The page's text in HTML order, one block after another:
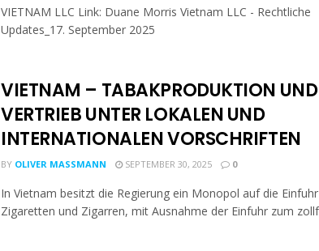
VIETNAM LLC Link: Duane Morris Vietnam LLC - Rechtliche
Updates_17. September 2025
VIETNAM – TABAKPRODUKTION
VERTRIEB UNTER LOKALEN UND
INTERNATIONALEN VORSCHRIFTEN
BY OLIVER MASSMANN SEPTEMBER 30, 2025 0
In Vietnam besitzt die Regierung ein Monopol auf die
Zigaretten und Zigarren, mit Ausnahme der Einfuhr zum